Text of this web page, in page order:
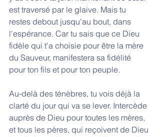
est traversé par le glaive. Mais tu
restes debout jusqu'au bout, dans
l'espérance. Car tu sais que ce Dieu
fidèle qui t'a choisie pour être la mère
du Sauveur, manifestera sa fidélité
pour ton fils et pour ton peuple.
Au-delà des ténèbres, tu vois déjà la
clarté du jour qui va se lever. Intercède
auprès de Dieu pour toutes les mères,
et tous les pères, qui reçoivent de Dieu